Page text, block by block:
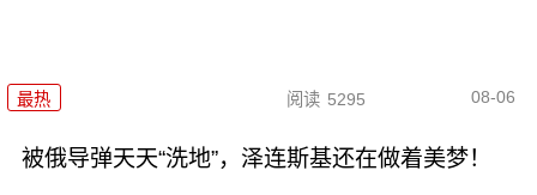
最热 阅读 5295 08-06
被俄导弹天天“洗地”，泽连斯基还在做着美梦！